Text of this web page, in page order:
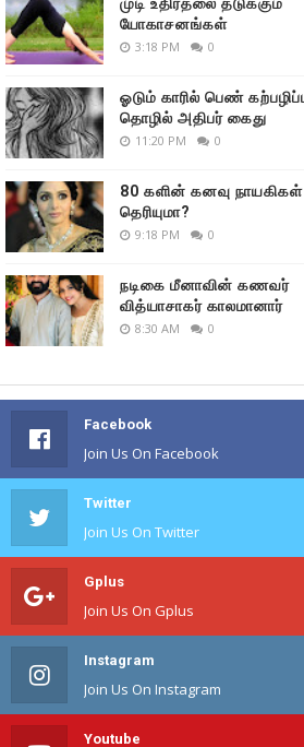
யோகாசனங்கள்
3:18 PM 0
ஓடும் காரில் பெண்
தொழில் அதிபர் கைது
11:20 PM 0
80 களின் கனவு நாயகிகள்
தெரியுமா?
9:18 PM 0
நடிகை மீனாவின் கணவர்
வித்யாசாகர் காலமானார்
8:30 AM 0
Facebook
Join Us On Facebook
Twitter
Join Us On Twitter
Gplus
Join Us On Gplus
Instagram
Join Us On Instagram
Youtube